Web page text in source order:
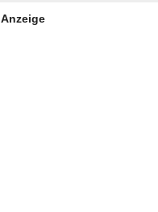
Anzeige